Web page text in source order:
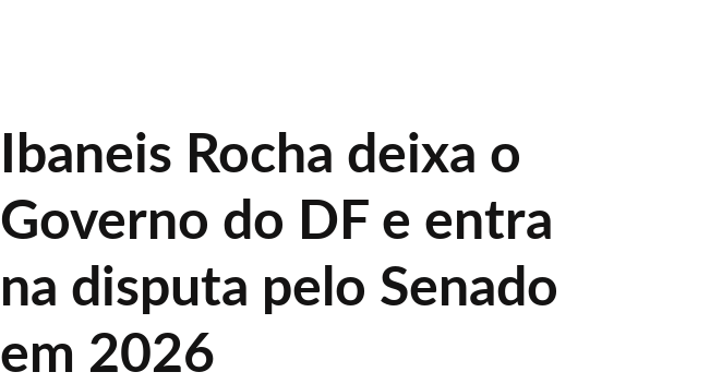
Ibaneis Rocha deixa o
Governo do DF e entra
na disputa pelo Senado
em 2026